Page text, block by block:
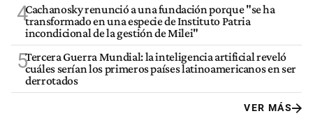
4Cachanosky renunció a una fundación porque "se ha
transformado en una especie de Instituto Patria
incondicional de la gestión de Milei"
5Tercera Guerra Mundial: la inteligencia artificial reveló
cuáles serían los primeros países latinoamericanos en ser
derrotados
VER MÁS